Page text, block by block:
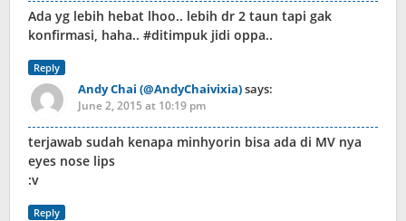
Ada yg lebih hebat lhoo.. lebih dr 2 taun tapi gak
konfirmasi, haha.. #ditimpuk jidi oppa..
Reply
Andy Chai (@AndyChaivixia)says:
June 2, 2015 at 10:19 pm
terjawab sudah kenapa minhyorin bisa ada di MV nya
eyes nose lips
:v
Reply